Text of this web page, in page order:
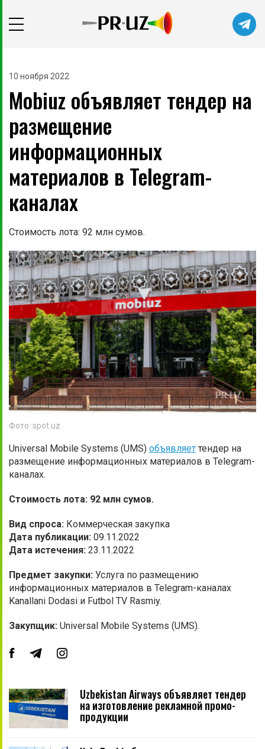
10 ноября 2022
Mobiuz объявляет тендер на
размещение
информационных
материалов в Telegram-
каналах
Стоимость лота: 92 млн сумов.
Фото: spot.uz
Universal Mobile Systems (UMS) объявляет тендер на
размещение информационных материалов в Telegram-
каналах.
Стоимость лота: 92 млн сумов.
Вид спроса: Коммерческая закупка
Дата публикации: 09.11.2022
Дата истечения: 23.11.2022
Предмет закупки: Услуга по размещению
информационных материалов в Telegram-каналах
Kanallani Dodasi и Futbol TV Rasmiy.
Закупщик: Universal Mobile Systems (UMS).
Uzbekistan Airways объявляет тендер
на изготовление рекламной промо-
продукции